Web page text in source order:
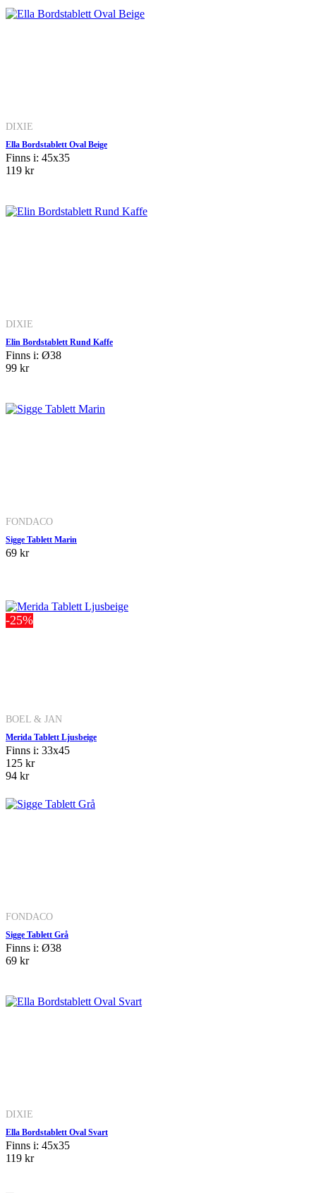
DIXIE
Ella Bordstablett Oval Beige
Finns i: 45x35
119 kr
DIXIE
Elin Bordstablett Rund Kaffe
Finns i: Ø38
99 kr
FONDACO
Sigge Tablett Marin
69 kr
-25%
BOEL & JAN
Merida Tablett Ljusbeige
Finns i: 33x45
125 kr
94 kr
FONDACO
Sigge Tablett Grå
Finns i: Ø38
69 kr
DIXIE
Ella Bordstablett Oval Svart
Finns i: 45x35
119 kr